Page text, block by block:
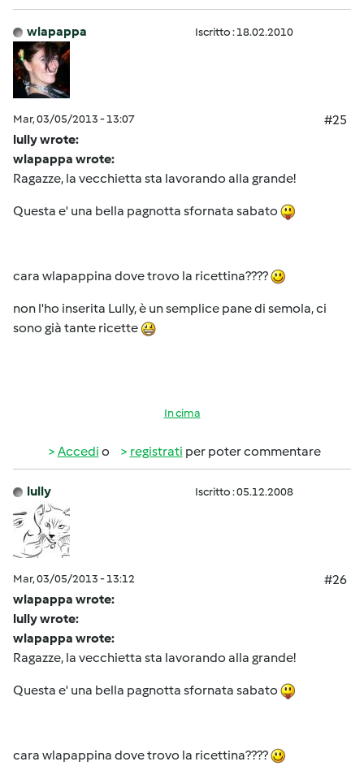
wlapappa Iscritto : 18.02.2010
Mar, 03/05/2013 - 13:07
#25
lully wrote:
wlapappa wrote:
Ragazze, la vecchietta sta lavorando alla grande!
Questa e' una bella pagnotta sfornata sabato
cara wlapappina dove trovo la ricettina????
non l'ho inserita Lully, è un semplice pane di semola, ci
sono già tante ricette
In cima
Accedi o registrati per poter commentare
lully Iscritto : 05.12.2008
Mar, 03/05/2013 - 13:12
#26
wlapappa wrote:
lully wrote:
wlapappa wrote:
Ragazze, la vecchietta sta lavorando alla grande!
Questa e' una bella pagnotta sfornata sabato
cara wlapappina dove trovo la ricettina????